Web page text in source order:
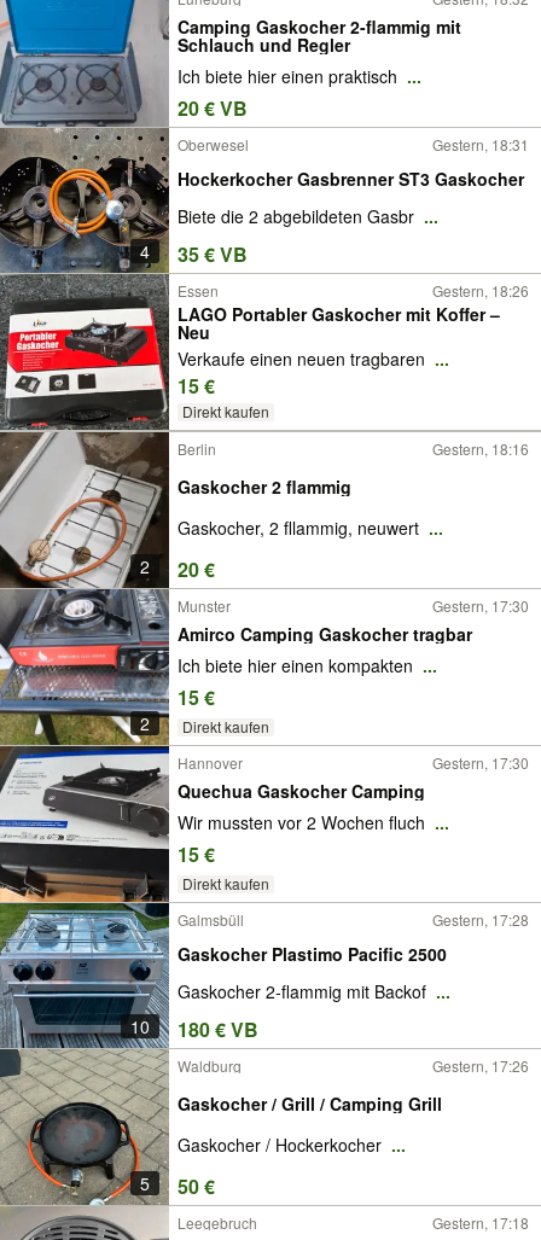
Camping Gaskocher 2-flammig mit
Schlauch und Regler
Ich biete hier einen praktisch ...
20 € VB
4
Oberwesel Gestern, 18:31
Hockerkocher Gasbrenner ST3 Gaskocher
Biete die 2 abgebildeten Gasbr ...
35 € VB
Essen Gestern, 18:26
LAGO Portabler Gaskocher mit Koffer –
Neu
Verkaufe einen neuen tragbaren ...
15 €
Direkt kaufen
2
Berlin Gestern, 18:16
Gaskocher 2 flammig
Gaskocher, 2 fllammig, neuwert ...
20 €
2
Munster Gestern, 17:30
Amirco Camping Gaskocher tragbar
Ich biete hier einen kompakten ...
15 €
Direkt kaufen
Hannover
Gestern, 17:30
Quechua Gaskocher Camping
Wir mussten vor 2 Wochen fluch ...
15 €
Direkt kaufen
10
Galmsbüll Gestern, 17:28
Gaskocher Plastimo Pacific 2500
Gaskocher 2-flammig mit Backof ...
180 € VB
5
Waldburg Gestern, 17:26
Gaskocher / Grill / Camping Grill
Gaskocher / Hockerkocher ...
50 €
Leegebruch Gestern, 17:18